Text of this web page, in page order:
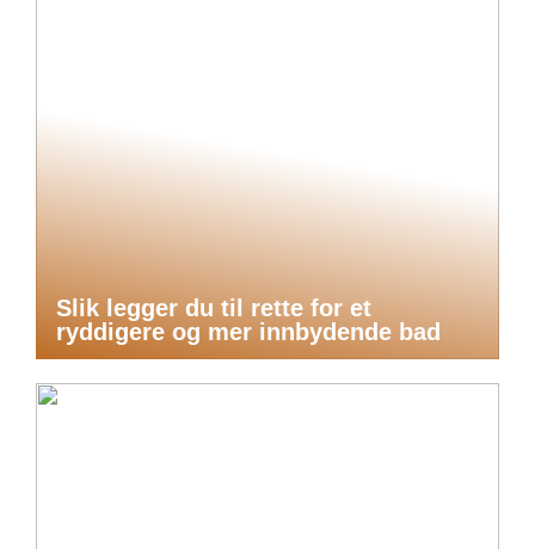
Slik legger du til rette for et
ryddigere og mer innbydende bad